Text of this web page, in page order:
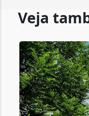
Veja